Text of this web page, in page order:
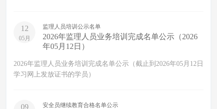
12
05月
监理人员培训公示名单
2026年监理人员业务培训完成名单公示（2026
年05月12日）
2026年监理人员业务培训完成名单公示（截止到2026年05月12日
学习网上发放证书的学员）
09 安全员继续教育合格名单公示